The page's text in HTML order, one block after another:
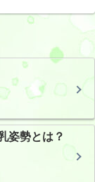
姿勢とは？